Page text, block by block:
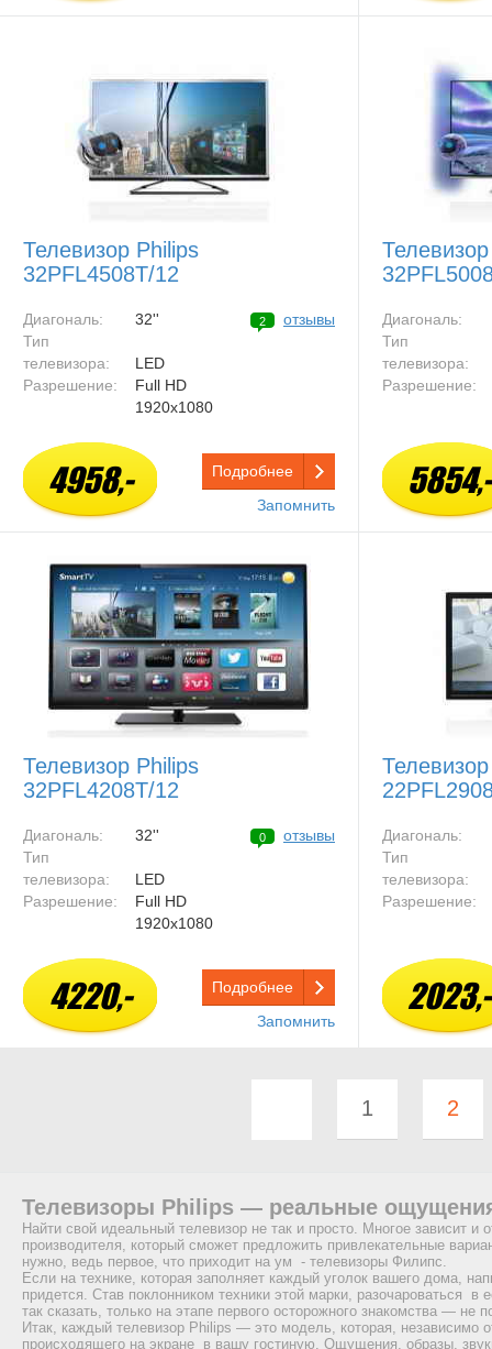
Телевизор Philips
32PFL4508T/12
Диагональ:
32''
Тип
телевизора:
LED
Разрешение:
Full HD
1920x1080
2 отзывы
4958,-
Подробнее
Запомнить
Диагональ:
Тип
телевизора:
Разрешение:
5854,-
Телевизор Philips
32PFL4208T/12
Диагональ:
32''
Тип
телевизора:
LED
Разрешение:
Full HD
1920x1080
0 отзывы
4220,-
Подробнее
Запомнить
Диагональ:
Тип
телевизора:
Разрешение:
2023,-
1 2
Телевизоры Philips — реальные
Найти свой идеальный телевизор не так и просто. Многое зависит
производителя, который сможет предложить привлекательные
нужно, ведь первое, что приходит на ум - телевизоры Филипс.
Если на технике, которая заполняет каждый уголок вашего дома,
придется. Став поклонником техники этой марки, разочароваться
так сказать, только на этапе первого осторожного знакомства — не
Итак, каждый телевизор Philips — это модель, которая, независимо
происходящего на экране в вашу гостиную. Ощущения, образы,